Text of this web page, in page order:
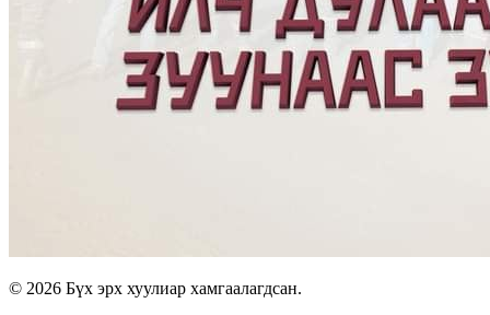
© 2026 Бүх эрх хуулиар хамгаалагдсан.